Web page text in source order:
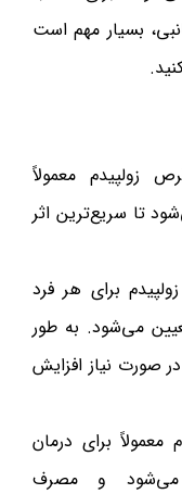
بسیار مهم است
زولپیدم معمولاً
تا سریع‌ترین اثر
برای هر فرد
می‌شود. به طور
صورت نیاز افزایش
برای درمان
می‌شود و مصرف